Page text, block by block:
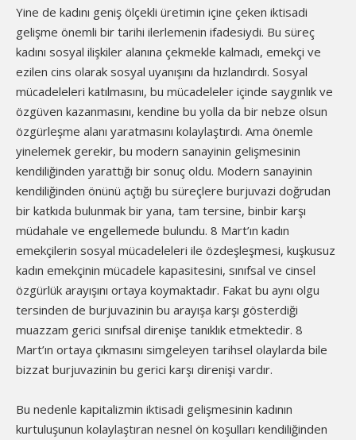
Yine de kadını geniş ölçekli üretimin içine çeken iktisadi
gelişme önemli bir tarihi ilerlemenin ifadesiydi. Bu süreç
kadını sosyal ilişkiler alanına çekmekle kalmadı, emekçi ve
ezilen cins olarak sosyal uyanışını da hızlandırdı. Sosyal
mücadeleleri katılmasını, bu mücadeleler içinde saygınlık ve
özgüven kazanmasını, kendine bu yolla da bir nebze olsun
özgürleşme alanı yaratmasını kolaylaştırdı. Ama önemle
yinelemek gerekir, bu modern sanayinin gelişmesinin
kendiliğinden yarattığı bir sonuç oldu. Modern sanayinin
kendiliğinden önünü açtığı bu süreçlere burjuvazi doğrudan
bir katkıda bulunmak bir yana, tam tersine, binbir karşı
müdahale ve engellemede bulundu. 8 Mart’ın kadın
emekçilerin sosyal mücadeleleri ile özdeşleşmesi, kuşkusuz
kadın emekçinin mücadele kapasitesini, sınıfsal ve cinsel
özgürlük arayışını ortaya koymaktadır. Fakat bu aynı olgu
tersinden de burjuvazinin bu arayışa karşı gösterdiği
muazzam gerici sınıfsal direnişe tanıklık etmektedir. 8
Mart’ın ortaya çıkmasını simgeleyen tarihsel olaylarda bile
bizzat burjuvazinin bu gerici karşı direnişi vardır.
Bu nedenle kapitalizmin iktisadi gelişmesinin kadının
kurtuluşunun kolaylaştıran nesnel ön koşulları kendiliğinden